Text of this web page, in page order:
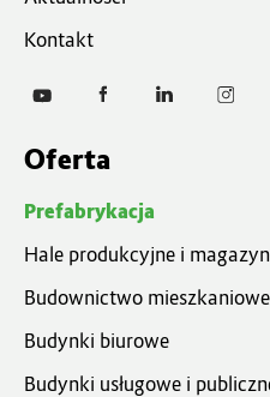
Kontakt
Oferta
Prefabrykacja
Hale produkcyjne i
Budownictwo mieszkaniowe
Budynki biurowe
Budynki usługowe i